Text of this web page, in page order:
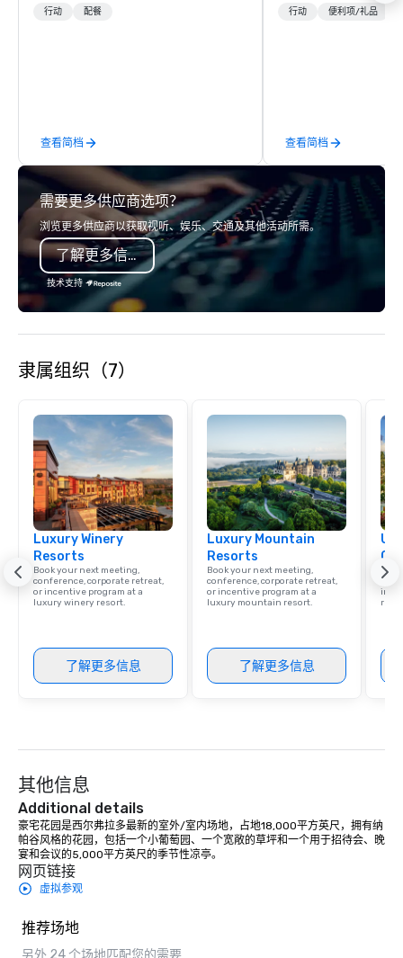
memories and satiated palates. Every
catering industry.
行动 配餐
查看简档
access to premium
times, all-inclusive
turnarounds, strong
relationships, and
precision. We operate
in key destinations
Los Angeles, San
both U.S. and
across multiple time zones.
行动 便利项/礼品
查看简档
需要更多供应商选项？
浏览更多供应商以获取视听、娱乐、交通及其他活动所需。
了解更多信息
技术支持
隶属组织（7）
Luxury Winery
Resorts
Book your next meeting,
conference, corporate retreat,
or incentive program at a
luxury winery resort.
了解更多信息
Luxury Mountain
Resorts
Book your next meeting,
conference, corporate retreat,
or incentive program at a
luxury mountain resort.
了解更多信息
Find
其他信息
Additional details
豪宅花园是西尔弗拉多最新的室外/室内场地，占地18,000平方英尺，拥有纳
帕谷风格的花园，包括一个小葡萄园、一个宽敞的草坪和一个用于招待会、晚
宴和会议的5,000平方英尺的季节性凉亭。
网页链接
虚拟参观
推荐场地
另外 24 个场地匹配您的需要